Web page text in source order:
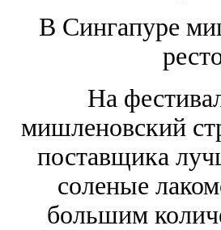
В Сингапуре
На
мишленовский
поставщика
соленые
большим